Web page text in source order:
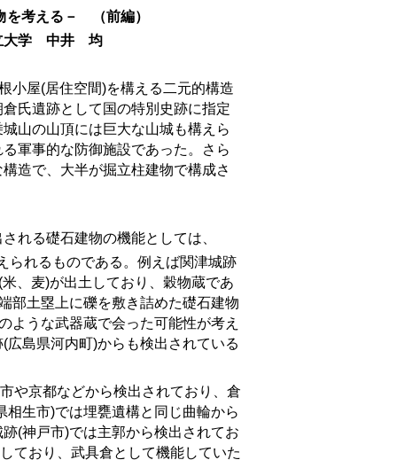
考える－
（前編）
均
小屋(居住空間)を構える二元的構造
氏遺跡として国の特別史跡に指定
山の山頂には巨大な山城も構えら
軍事的な防御施設であった。さら
造で、大半が掘立柱建物で構成さ
れる礎石建物の機能としては、
られるものである。例えば関津城跡
、麦)が出土しており、穀物蔵であ
部土塁上に礫を敷き詰めた礎石建物
ような武器蔵で会った可能性が考え
島県河内町)からも検出されている
や京都などから検出されており、倉
生市)では埋甕遺構と同じ曲輪から
(神戸市)では主郭から検出されてお
ており、武具倉として機能していた